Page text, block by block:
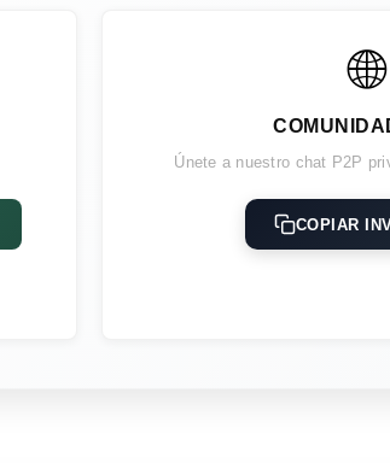
🌐
Únete a nuestro chat P2P
COPIAR